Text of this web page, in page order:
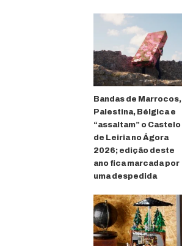
Bandas de Marrocos,
Palestina, Bélgica e
“assaltam” o Castelo
de Leiria no Ágora
2026; edição deste
ano fica marcada por
uma despedida